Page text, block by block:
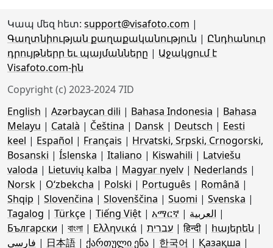
Կապ մեզ հետ: support@visafoto.com |
Գաղտնիության քաղաքականություն | Ընդհանուր
դրույթներր եւ պայմանները | Աջակցում է
Visafoto.com-ին
Copyright (c) 2023-2024 7ID
English | Azərbaycan dili | Bahasa Indonesia | Bahasa
Melayu | Català | Čeština | Dansk | Deutsch | Eesti
keel | Español | Français | Hrvatski, Srpski, Crnogorski,
Bosanski | Íslenska | Italiano | Kiswahili | Latviešu
valoda | Lietuvių kalba | Magyar nyelv | Nederlands |
Norsk | Oʻzbekcha | Polski | Português | Română |
Shqip | Slovenčina | Slovenščina | Suomi | Svenska |
Tagalog | Türkçe | Tiếng Việt | አማርኛ | العربية |
Български | বাংলা | Ελληνικά | עברית |हिन्दी | հայերեն |
فارسی | 日本語 | ქართული ენა | 한국어 | Қазақша |